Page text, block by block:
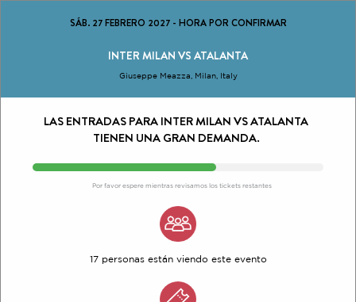
SÁB. 27 FEBRERO 2027- HORA POR CONFIRMAR
INTER MILAN VS ATALANTA
Giuseppe Meazza, Milan, Italy
LAS ENTRADAS PARA INTER MILAN VS ATALANTA
TIENEN UNA GRAN DEMANDA.
Por favor espere mientras revisamos los tickets restantes
17 personas están viendo este evento